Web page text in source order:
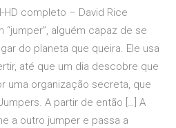
HD completo – David Rice
“jumper”, alguém capaz de se
do planeta que queira. Ele usa
até que um dia descobre que
uma organização secreta, que
A partir de então […] A
a outro jumper e passa a